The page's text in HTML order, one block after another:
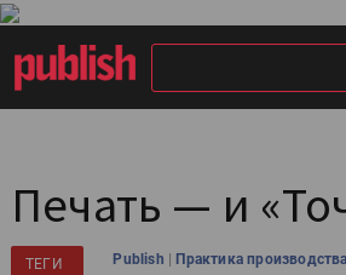
Печать — и
ТЕГИ Publish |Практика производства